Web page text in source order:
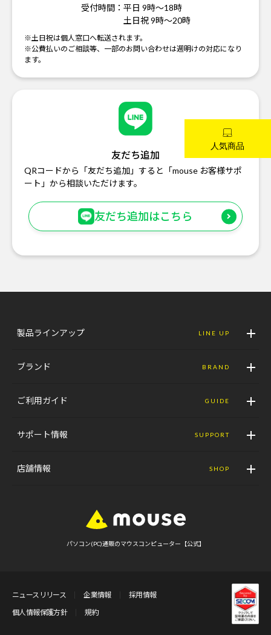
受付時間： 平日 9時～18時
土日祝 9時～20時
※土日祝は個人窓口へ転送されます。
※公費払いのご相談等、一部のお問い合わせは週明けの対応になり
ます。
友だち追加
QRコードから「友だち追加」すると「mouse お客様サポ
ート」から相談いただけます。
友だち追加はこちら
製品ラインアップ LINE UP
ブランド BRAND
ご利用ガイド GUIDE
サポート情報 SUPPORT
店舗情報 SHOP
パソコン(PC)通販のマウスコンピューター【公式】
ニュースリリース 企業情報
採用情報
個人情報保護方針
規約